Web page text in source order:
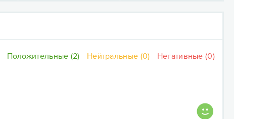
Положительные (2) Нейтральные (0) Негативные (0)